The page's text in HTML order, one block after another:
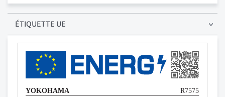
ÉTIQUETTE UE